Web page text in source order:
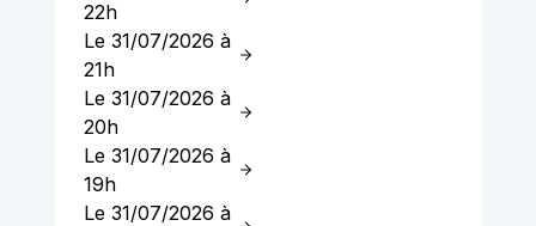
22h
Le 31/07/2026 à
21h
Le 31/07/2026 à
20h
Le 31/07/2026 à
19h
Le 31/07/2026 à